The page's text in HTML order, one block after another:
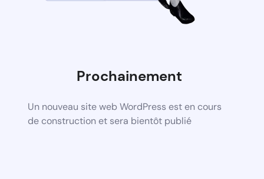
Prochainement
Un nouveau site web WordPress est en cours
de construction et sera bientôt publié